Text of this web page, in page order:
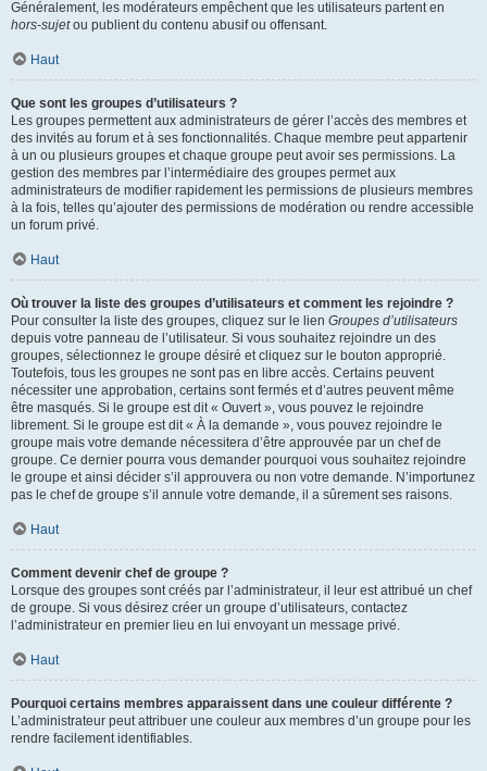
Généralement, les modérateurs empêchent que les utilisateurs partent en
hors-sujetou publient du contenu abusif ou offensant.
Haut
Que sont les groupes d’utilisateurs ?
Les groupes permettent aux administrateurs de gérer l’accès des membres et
des invités au forum et à ses fonctionnalités. Chaque membre peut appartenir
à un ou plusieurs groupes et chaque groupe peut avoir ses permissions. La
gestion des membres par l’intermédiaire des groupes permet aux
administrateurs de modifier rapidement les permissions de plusieurs membres
à la fois, telles qu’ajouter des permissions de modération ou rendre accessible
un forum privé.
Haut
Où trouver la liste des groupes d’utilisateurs et comment les rejoindre ?
Pour consulter la liste des groupes, cliquez sur le lien Groupes d’utilisateurs
depuis votre panneau de l’utilisateur. Si vous souhaitez rejoindre un des
groupes, sélectionnez le groupe désiré et cliquez sur le bouton approprié.
Toutefois, tous les groupes ne sont pas en libre accès. Certains peuvent
nécessiter une approbation, certains sont fermés et d’autres peuvent même
être masqués. Si le groupe est dit « Ouvert », vous pouvez le rejoindre
librement. Si le groupe est dit « À la demande », vous pouvez rejoindre le
groupe mais votre demande nécessitera d’être approuvée par un chef de
groupe. Ce dernier pourra vous demander pourquoi vous souhaitez rejoindre
le groupe et ainsi décider s’il approuvera ou non votre demande. N’importunez
pas le chef de groupe s’il annule votre demande, il a sûrement ses raisons.
Haut
Comment devenir chef de groupe ?
Lorsque des groupes sont créés par l’administrateur, il leur est attribué un chef
de groupe. Si vous désirez créer un groupe d’utilisateurs, contactez
l’administrateur en premier lieu en lui envoyant un message privé.
Haut
Pourquoi certains membres apparaissent dans une couleur différente ?
L’administrateur peut attribuer une couleur aux membres d’un groupe pour les
rendre facilement identifiables.